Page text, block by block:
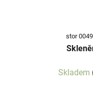
stor
Skladem